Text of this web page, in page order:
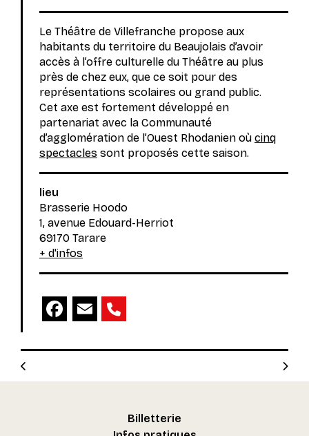
Le Théâtre de Villefranche propose aux
habitants du territoire du Beaujolais d’avoir
accès à l’offre culturelle du Théâtre au plus
près de chez eux, que ce soit pour des
représentations scolaires ou grand public.
Cet axe est fortement développé en
partenariat avec la Communauté
d’agglomération de l’Ouest Rhodanien où cinq
spectacles sont proposés cette saison.
lieu
Brasserie Hoodo
1, avenue Edouard-Herriot
69170 Tarare
+ d'infos
Billetterie